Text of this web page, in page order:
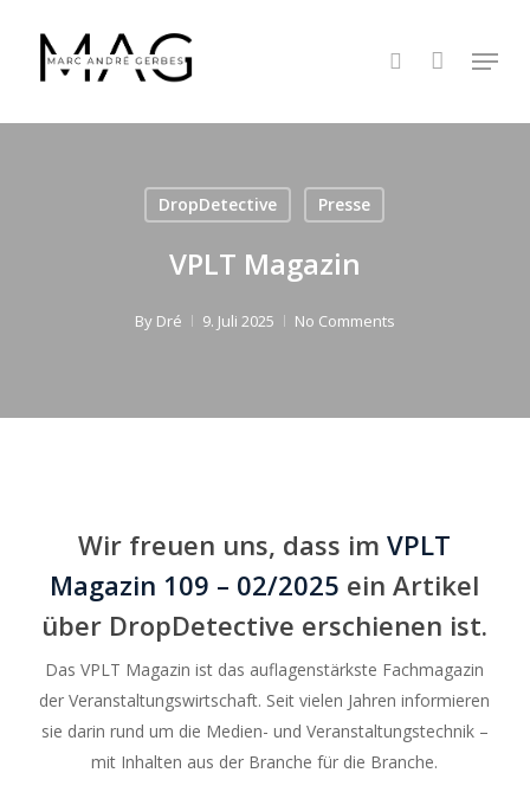
search Menu
DropDetective Presse
VPLT Magazin
By Dré 9. Juli 2025 No Comments
Wir freuen uns, dass imVPLT
Magazin 109 – 02/2025 ein Artikel
über DropDetective erschienen ist.
Das VPLT Magazin ist das auflagenstärkste Fachmagazin
der Veranstaltungswirtschaft. Seit vielen Jahren informieren
sie darin rund um die Medien- und Veranstaltungstechnik –
mit Inhalten aus der Branche für die Branche.